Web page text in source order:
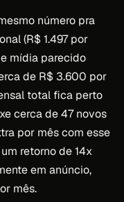
número pra
(R$ 1.497 por
mídia parecido
de R$ 3.600 por
total fica perto
cerca de 47 novos
por mês com esse
retorno de 14x
em anúncio,
mês.